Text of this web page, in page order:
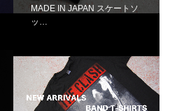
MADE IN JAPAN スケートソ
ッ…